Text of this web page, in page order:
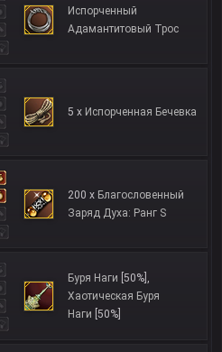
Испорченный
Адамантитовый Трос
5 x Испорченная Бечевка
200 x Благословенный
Заряд Духа: Ранг S
Буря Наги [50%] ,
Хаотическая Буря
Наги [50%]